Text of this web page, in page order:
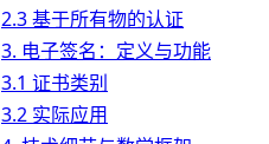
2.3 基于所有物的认证
3. 电子签名：定义与功能
3.1 证书类别
3.2 实际应用